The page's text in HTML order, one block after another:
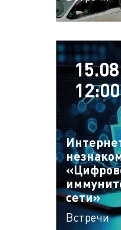
15.08
12:00
сети»
Встречи